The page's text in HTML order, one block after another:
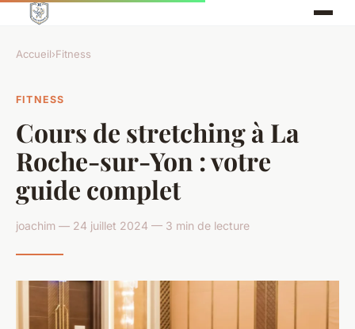
Accueil›Fitness
FITNESS
Cours de stretching à La
Roche-sur-Yon : votre
guide complet
joachim — 24 juillet 2024 — 3 min de lecture